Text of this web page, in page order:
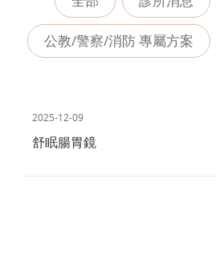
公教/警察/消防 專屬方案
2025-12-09
舒眠腸胃鏡